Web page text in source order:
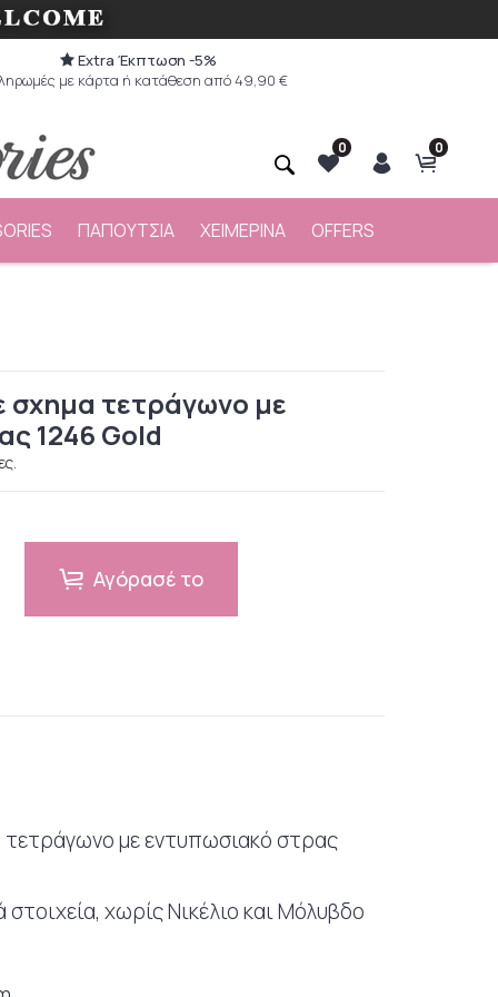
Extra Έκπτωση -5%
με κάρτα ή κατάθεση από 49,90 €
0
0
ΠΑΠΟΥΤΣΙΑ ΧΕΙΜΕΡΙΝΑ OFFERS
σχημα τετράγωνο με
1246 Gold
Αγόρασέ το
τετράγωνο με εντυπωσιακό στρας
χωρίς Νικέλιο και Μόλυβδο